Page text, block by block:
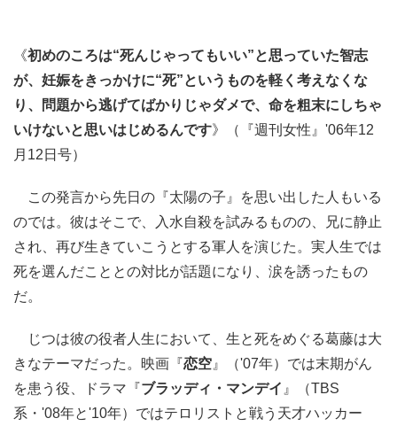
《初めのころは“死んじゃってもいい”と思っていた智志
が、妊娠をきっかけに“死”というものを軽く考えなくな
り、問題から逃げてばかりじゃダメで、命を粗末にしちゃ
いけないと思いはじめるんです》（『週刊女性』'06年12
月12日号）
この発言から先日の『太陽の子』を思い出した人もいる
のでは。彼はそこで、入水自殺を試みるものの、兄に静止
され、再び生きていこうとする軍人を演じた。実人生では
死を選んだこととの対比が話題になり、涙を誘ったもの
だ。
じつは彼の役者人生において、生と死をめぐる葛藤は大
きなテーマだった。映画『恋空』（'07年）では末期がん
を患う役、ドラマ『ブラッディ・マンデイ 』（TBS
系・'08年と'10年）ではテロリストと戦う天才ハッカー